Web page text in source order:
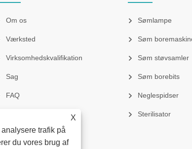
X
trafik på
du vores brug af
Om os
Værksted
Virksomhedskvalifikation
Sag
FAQ
Sømlampe
Søm
Søm støvsamler
Søm borebits
Neglespidser
Sterilisator